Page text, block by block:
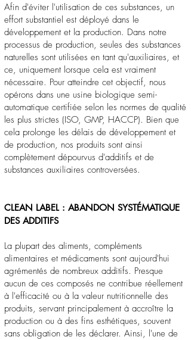
Afin d'éviter l'utilisation de ces substances, un
effort substantiel est déployé dans le
développement et la production. Dans notre
processus de production, seules des substances
naturelles sont utilisées en tant qu'auxiliaires, et
ce, uniquement lorsque cela est vraiment
nécessaire. Pour atteindre cet objectif, nous
opérons dans une usine biologique semi-
automatique certifiée selon les normes de qualité
les plus strictes (ISO, GMP, HACCP). Bien que
cela prolonge les délais de développement et
de production, nos produits sont ainsi
complètement dépourvus d'additifs et de
substances auxiliaires controversées.
CLEAN LABEL : ABANDON SYSTÉMATIQUE
DES ADDITIFS
La plupart des aliments, compléments
alimentaires et médicaments sont aujourd'hui
agrémentés de nombreux additifs. Presque
aucun de ces composés ne contribue réellement
à l'efficacité ou à la valeur nutritionnelle des
produits, servant principalement à accroître la
production ou à des fins esthétiques, souvent
sans obligation de les déclarer. Ainsi, l'une de